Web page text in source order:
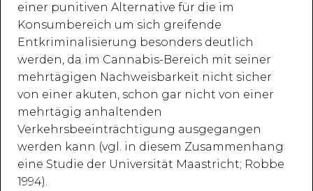
einer punitiven Alternative für die im
Konsumbereich um sich greifende
Entkriminalisierung besonders deutlich
werden, da im Cannabis-Bereich mit seiner
mehrtägigen Nachweisbarkeit nicht sicher
von einer akuten, schon gar nicht von einer
mehrtägig anhaltenden
Verkehrsbeeinträchtigung ausgegangen
werden kann (vgl. in diesem Zusammenhang
eine Studie der Universität Maastricht; Robbe
1994).